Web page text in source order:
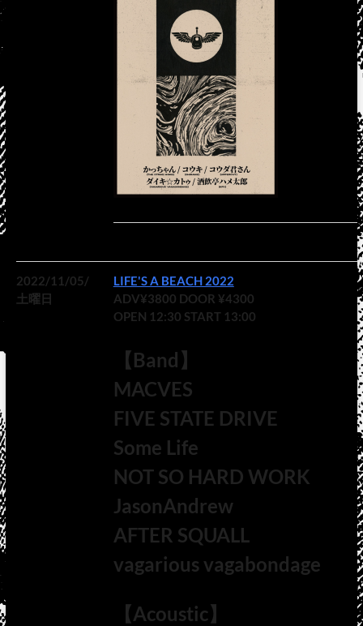
2022/11/05/
土曜日
LIFE'S A BEACH 2022
ADV¥3800 DOOR ¥4300
OPEN 12:30 START 13:00
【Band】
MACVES
FIVE STATE DRIVE
Some Life
NOT SO HARD WORK
JasonAndrew
AFTER SQUALL
vagarious vagabondage
【Acoustic】